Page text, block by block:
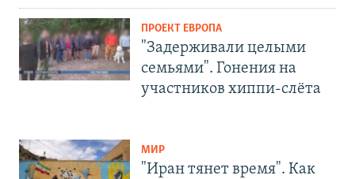
ПРОЕКТ ЕВРОПА
"Задерживали целыми
семьями". Гонения на
участников хиппи-слёта
МИР
"Иран тянет время". Как